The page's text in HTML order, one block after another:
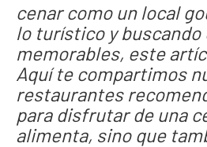
cenar como un local
lo turístico y
memorables, este
Aquí te compartimos
restaurantes
para disfrutar de una
alimenta, sino que